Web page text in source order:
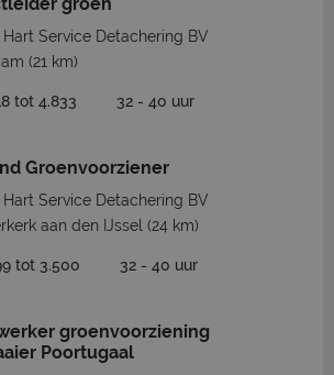
Hart Service Detachering BV
(21 km)
tot 4.833 32 - 40 uur
Groenvoorziener
Hart Service Detachering BV
aan den IJssel (24 km)
tot 3.500 32 - 40 uur
groenvoorziening
Poortugaal